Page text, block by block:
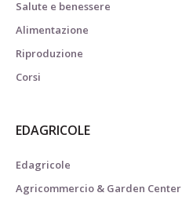
Salute e benessere
Alimentazione
Riproduzione
Corsi
EDAGRICOLE
Edagricole
Agricommercio & Garden Center